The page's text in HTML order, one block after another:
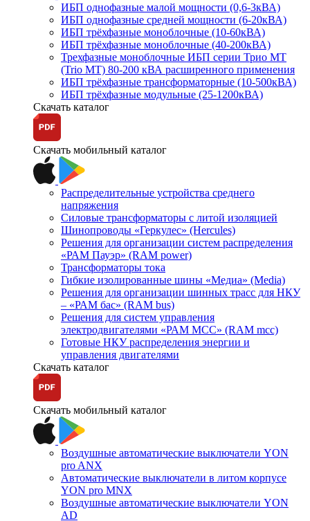
ИБП однофазные малой мощности (0,6-3кВА)
ИБП однофазные средней мощности (6-20кВА)
ИБП трёхфазные моноблочные (10-60кВА)
ИБП трёхфазные моноблочные (40-200кВА)
Трехфазные моноблочные ИБП серии Трио МТ
(Trio MT) 80-200 кВА расширенного применения
ИБП трёхфазные трансформаторные (10-500кВА)
ИБП трёхфазные модульные (25-1200кВА)
Скачать каталог
Скачать мобильный каталог
Распределительные устройства среднего
напряжения
Силовые трансформаторы с литой изоляцией
Шинопроводы «Геркулес» (Hercules)
Решения для организации систем распределения
«РАМ Пауэр» (RAM power)
Трансформаторы тока
Гибкие изолированные шины «Медиа» (Media)
Решения для организации шинных трасс для НКУ
– «РАМ бас» (RAM bus)
Решения для систем управления
электродвигателями «РАМ МСС» (RAM mcc)
Готовые НКУ распределения энергии и
управления двигателями
Скачать каталог
Скачать мобильный каталог
Воздушные автоматические выключатели YON
pro ANX
Автоматические выключатели в литом корпусе
YON pro MNX
Воздушные автоматические выключатели YON
AD